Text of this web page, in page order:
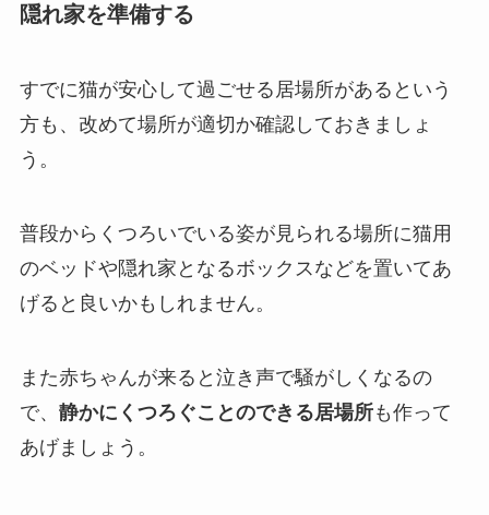
隠れ家を準備する
すでに猫が安心して過ごせる居場所があるという
方も、改めて場所が適切か確認しておきましょ
う。
普段からくつろいでいる姿が見られる場所に猫用
のベッドや隠れ家となるボックスなどを置いてあ
げると良いかもしれません。
また赤ちゃんが来ると泣き声で騒がしくなるの
で、 静かにくつろぐことのできる居場所も作って
あげましょう。